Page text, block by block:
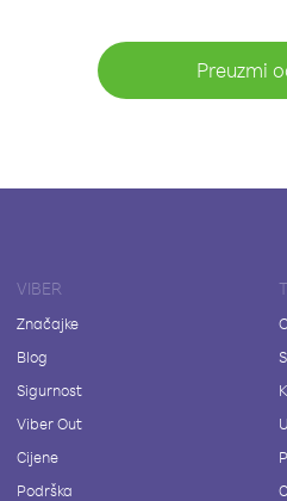
Preuzmi
VIBER
Značajke
Blog
Sigurnost
Viber Out
Cijene
Podrška